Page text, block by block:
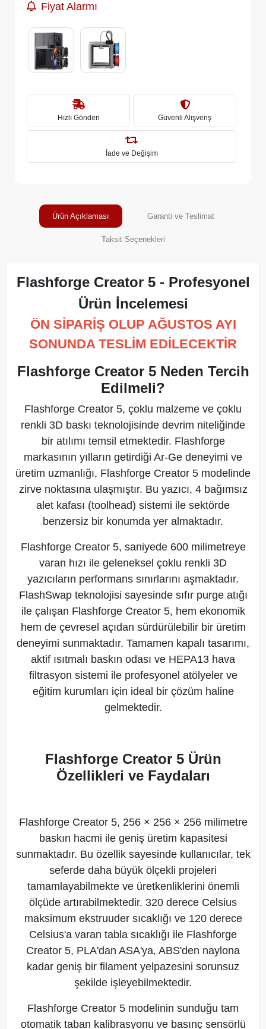
Fiyat Alarmı
Hızlı Gönderi Güvenli Alışveriş
İade ve Değişim
Ürün Açıklaması Garanti ve Teslimat
Taksit Seçenekleri
Flashforge Creator 5 - Profesyonel
Ürün İncelemesi
ÖN SİPARİŞ OLUP AĞUSTOS AYI
SONUNDA TESLİM EDİLECEKTİR
Flashforge Creator 5 Neden Tercih
Edilmeli?
Flashforge Creator 5, çoklu malzeme ve çoklu
renkli 3D baskı teknolojisinde devrim niteliğinde
bir atılımı temsil etmektedir. Flashforge
markasının yılların getirdiği Ar-Ge deneyimi ve
üretim uzmanlığı, Flashforge Creator 5 modelinde
zirve noktasına ulaşmıştır. Bu yazıcı, 4 bağımsız
alet kafası (toolhead) sistemi ile sektörde
benzersiz bir konumda yer almaktadır.
Flashforge Creator 5, saniyede 600 milimetreye
varan hızı ile geleneksel çoklu renkli 3D
yazıcıların performans sınırlarını aşmaktadır.
FlashSwap teknolojisi sayesinde sıfır purge atığı
ile çalışan Flashforge Creator 5, hem ekonomik
hem de çevresel açıdan sürdürülebilir bir üretim
deneyimi sunmaktadır. Tamamen kapalı tasarımı,
aktif ısıtmalı baskın odası ve HEPA13 hava
filtrasyon sistemi ile profesyonel atölyeler ve
eğitim kurumları için ideal bir çözüm haline
gelmektedir.
Flashforge Creator 5 Ürün
Özellikleri ve Faydaları
Flashforge Creator 5, 256 × 256 × 256 milimetre
baskın hacmi ile geniş üretim kapasitesi
sunmaktadır. Bu özellik sayesinde kullanıcılar, tek
seferde daha büyük ölçekli projeleri
tamamlayabilmekte ve üretkenliklerini önemli
ölçüde artırabilmektedir. 320 derece Celsius
maksimum ekstruuder sıcaklığı ve 120 derece
Celsius'a varan tabla sıcaklığı ile Flashforge
Creator 5, PLA'dan ASA'ya, ABS'den naylona
kadar geniş bir filament yelpazesini sorunsuz
şekilde işleyebilmektedir.
Flashforge Creator 5 modelinin sunduğu tam
otomatik taban kalibrasyonu ve basınç sensörlü